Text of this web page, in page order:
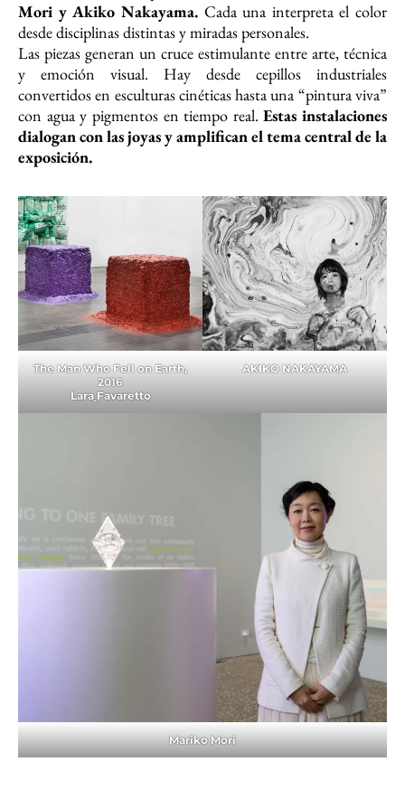
Mori y Akiko Nakayama. Cada una interpreta el color
desde disciplinas distintas y miradas personales.
Las piezas generan un cruce estimulante entre arte, técnica
y emoción visual. Hay desde cepillos industriales
convertidos en esculturas cinéticas hasta una “pintura viva”
con agua y pigmentos en tiempo real.Estas instalaciones
dialogan con las joyas y amplifican el tema central de la
exposición.
The Man Who Fell on Earth,
2016
Lara Favaretto
AKIKO NAKAYAMA
Mariko Mori